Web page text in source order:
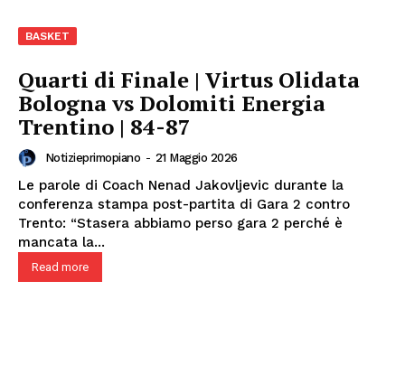
BASKET
Quarti di Finale | Virtus Olidata
Bologna vs Dolomiti Energia
Trentino | 84-87
Notizieprimopiano - 21 Maggio 2026
Le parole di Coach Nenad Jakovljevic durante la
conferenza stampa post-partita di Gara 2 contro
Trento: “Stasera abbiamo perso gara 2 perché è
mancata la...
Read more